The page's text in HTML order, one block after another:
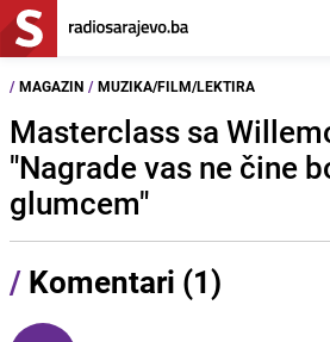
/ MAGAZIN / MUZIKA/FILM/LEKTIRA
Masterclass sa
"Nagrade vas ne čine
glumcem"
/ Komentari (1)